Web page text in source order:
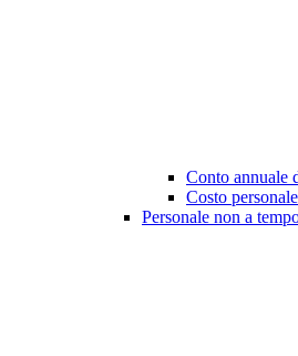
Conto annuale
Costo
Personale non a